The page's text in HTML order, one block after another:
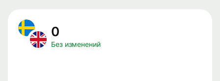
0
Без изменений